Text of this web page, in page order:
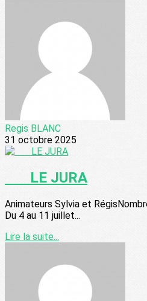
Regis BLANC
31 octobre 2025
LE JURA
Animateurs Sylvia et
Du 4 au 11 juillet...
Lire la suite...